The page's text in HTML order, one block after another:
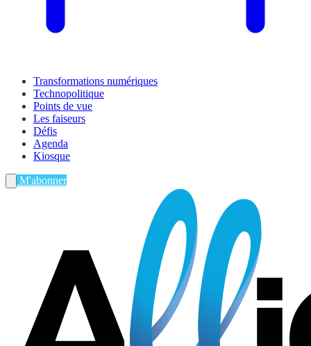
Transformations numériques
Technopolitique
Points de vue
Les faiseurs
Défis
Agenda
Kiosque
M'abonner